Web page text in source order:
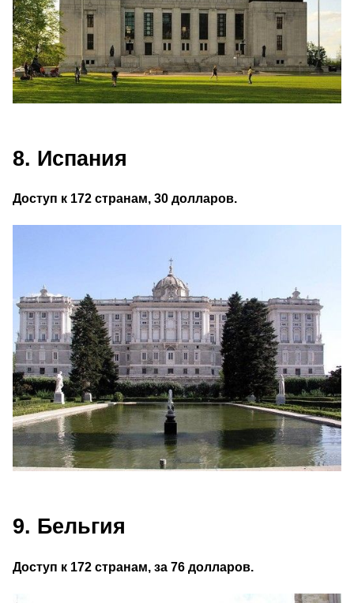
8. Испания
Доступ к 172 странам, 30 долларов.
9. Бельгия
Доступ к 172 странам, за 76 долларов.